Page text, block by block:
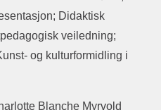
Didaktisk
veiledning;
og kulturformidling i
Blanche Myrvold